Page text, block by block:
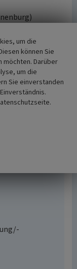
Kirche Peter
um die
können Sie
möchten. Darüber
um die
Sie einverstanden